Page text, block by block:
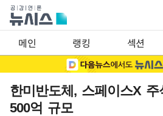
메인 랭킹 섹션
한미반도체, 스페이스X
500억 규모